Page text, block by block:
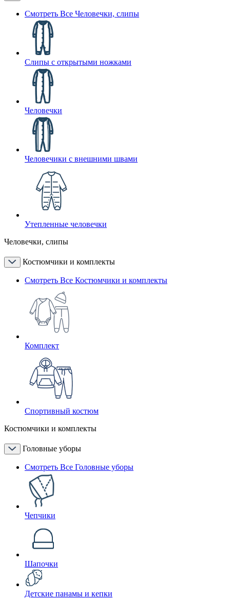
Смотреть Все Человечки, слипы
Слипы с открытыми ножками
Человечки
Человечики с внешними швами
Утепленные человечки
Человечки, слипы
Костюмчики и комплекты
Смотреть Все Костюмчики и комплекты
Комплект
Спортивный костюм
Костюмчики и комплекты
Головные уборы
Смотреть Все Головные уборы
Чепчики
Шапочки
Детские панамы и кепки